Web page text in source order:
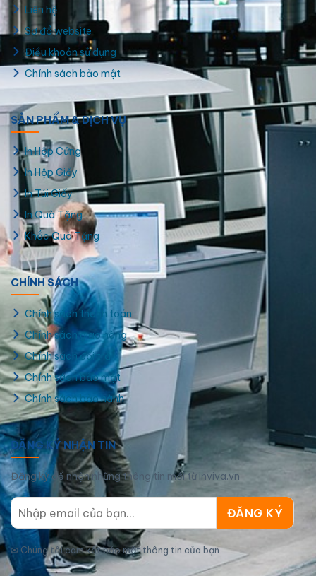
Lịch để bàn chữ A lò xo đơn giản
Liên hệ
Sơ đồ website
Điều khoản sử dụng
Chính sách bảo mật
SẢN PHẨM & DỊCH VỤ
In Hộp Cứng
In Hộp Giấy
In Túi Giấy
In Quà Tặng
Khắc Quà Tặng
CHÍNH SÁCH
Chính sách thanh toán
Chính sách giao hàng
Chính sách đổi trả
Chính sách bảo mật
Chính sách bảo hành
ĐĂNG KÝ NHẬN TIN
Đăng ký để nhận những thông tin mới từ inviva.vn
✉ Chúng tôi cam kết bảo mật thông tin của bạn.